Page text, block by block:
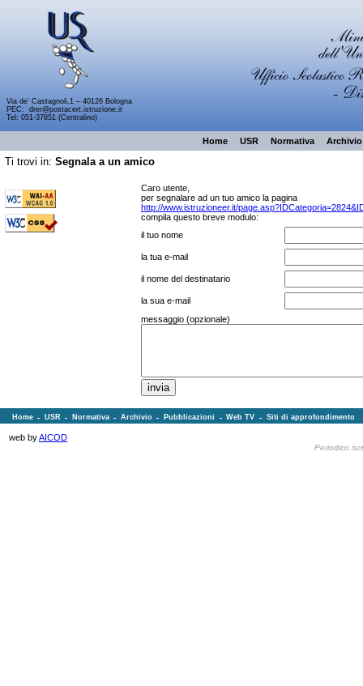
Via de’ Castagnoli,1 – 40126 Bologna
PEC: drer@postacert.istruzione.it
Tel: 051-37851 (Centralino)
Home USR Normativa Archivio
Ti trovi in: Segnala a un amico
Caro utente,
per segnalare ad un tuo amico la pagina
http://www.istruzioneer.it/
compila questo breve modulo:
il tuo nome
la tua e-mail
il nome del destinatario
la sua e-mail
messaggio (opzionale)
Home USR Normativa Archivio Pubblicazioni Web TV Siti di approfondimento
web byAICOD
Periodico